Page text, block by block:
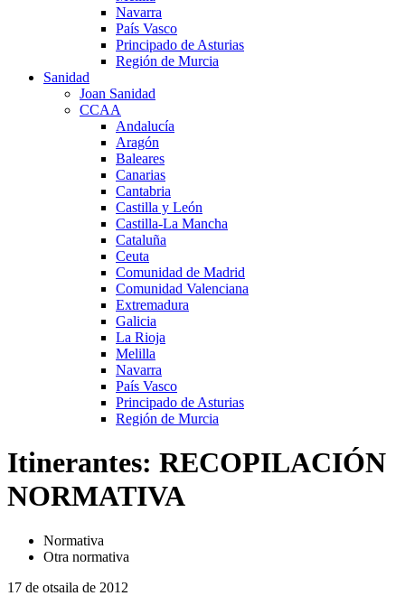
Navarra
País Vasco
Principado de Asturias
Región de Murcia
Sanidad
Joan Sanidad
CCAA
Andalucía
Aragón
Baleares
Canarias
Cantabria
Castilla y León
Castilla-La Mancha
Cataluña
Ceuta
Comunidad de Madrid
Comunidad Valenciana
Extremadura
Galicia
La Rioja
Melilla
Navarra
País Vasco
Principado de Asturias
Región de Murcia
Itinerantes: RECOPILACIÓN
NORMATIVA
Normativa
Otra normativa
17 de otsaila de 2012